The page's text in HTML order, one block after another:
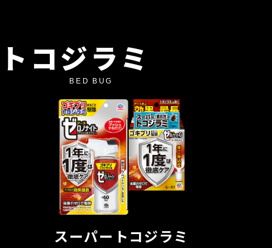
トコジラミ
スーパートコジラミ